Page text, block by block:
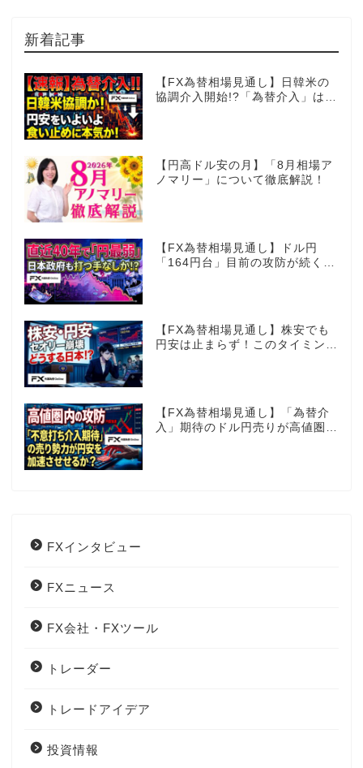
新着記事
【FX為替相場見通し】日韓米の
協調介入開始!?「為替介入」はコ
【円高ドル安の月】「8月相場ア
ノマリー」について徹底解説！
【FX為替相場見通し】ドル円
「164円台」目前の攻防が続く！
【FX為替相場見通し】株安でも
円安は止まらず！このタイミング
【FX為替相場見通し】「為替介
入」期待のドル円売りが高値圏を
FXインタビュー
FXニュース
FX会社・FXツール
トレーダー
トレードアイデア
投資情報